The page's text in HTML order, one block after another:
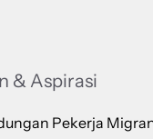
& Aspirasi
Pekerja